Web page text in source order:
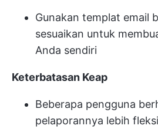
Gunakan templat email
sesuaikan untuk
Anda sendiri
Keterbatasan Keap
Beberapa pengguna
pelaporannya lebih